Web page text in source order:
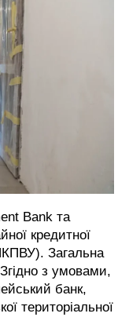
Bank та
кредитної
Загальна
з умовами,
банк,
територіальної